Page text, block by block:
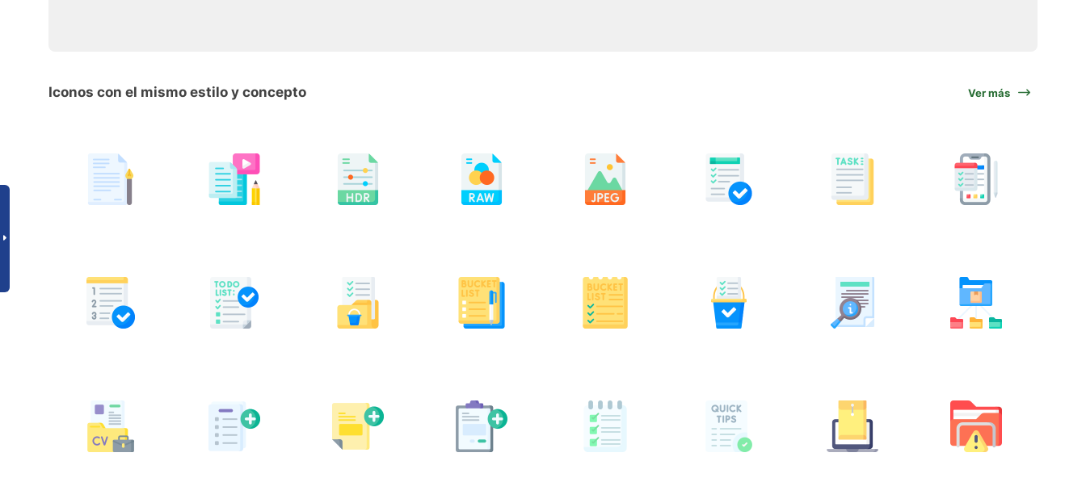
Iconos con el mismo estilo y concepto Ver más